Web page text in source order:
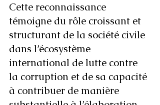
Cette reconnaissance
témoigne du rôle croissant et
structurant de la société civile
dans l’écosystème
international de lutte contre
la corruption et de sa capacité
à contribuer de manière